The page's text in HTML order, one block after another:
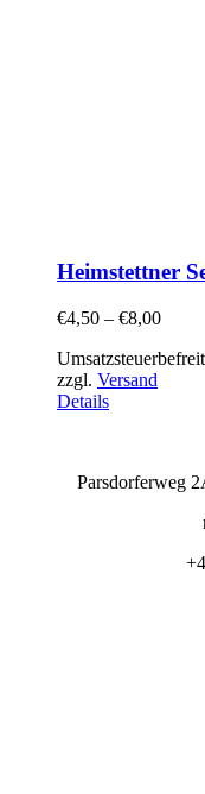
Heimstettner
€4,50 – €8,00
zzgl. Versand
Details
Parsdorferweg